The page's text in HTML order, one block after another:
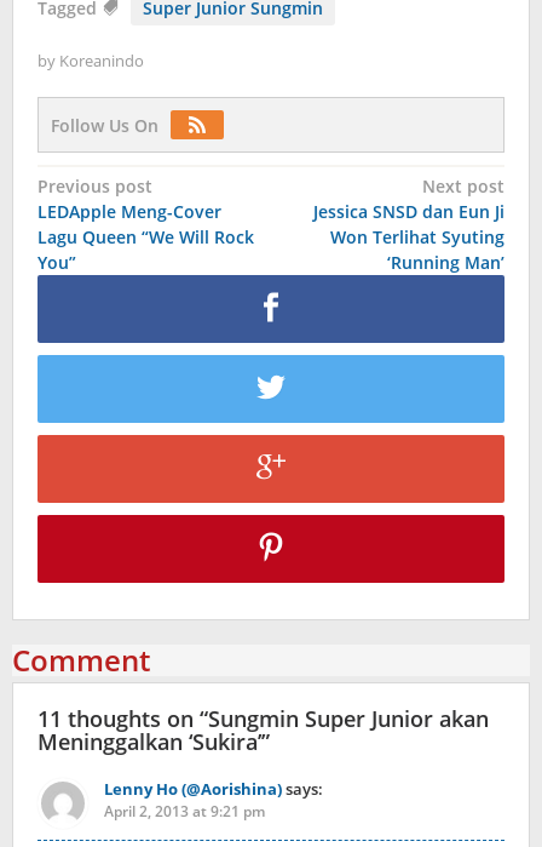
Tagged Super Junior Sungmin
by Koreanindo
Follow Us On
Post
navigation
Previous post
LEDApple Meng-Cover
Lagu Queen “We Will Rock
You”
Next post
Jessica SNSD dan Eun Ji
Won Terlihat Syuting
‘Running Man’
Comment
11 thoughts on “Sungmin Super Junior akan
Meninggalkan ‘Sukira’”
Lenny Ho (@Aorishina)says:
April 2, 2013 at 9:21 pm